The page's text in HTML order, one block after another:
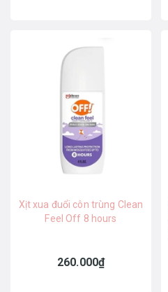
Xịt xua đuổi côn trùng Clean
Feel Off 8 hours
260.000₫